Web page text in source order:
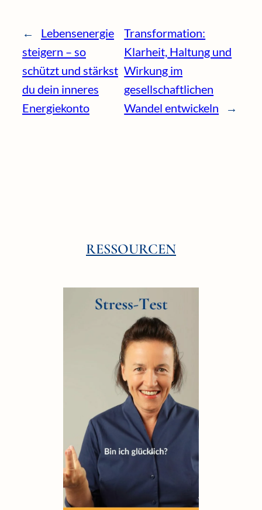
←
Lebensenergie
steigern – so
schützt und stärkst
du dein inneres
Energiekonto
Transformation:
Klarheit, Haltung und
Wirkung im
gesellschaftlichen
Wandel entwickeln
→
RESSOURCEN